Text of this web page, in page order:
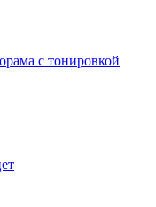
с тонировкой